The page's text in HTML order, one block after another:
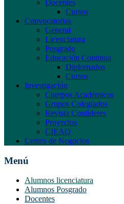
Docentes
Cursos
Convocatorias
General
Licenciatura
Posgrado
Educación Continua
Diplomados
Cursos
Investigación
Cuerpos Académicos
Grupos Colegiados
Revista Conlíderes
Proyectos
CIEAQ
Centro de Negocios
Menú
Alumnos licenciatura
Alumnos Posgrado
Docentes